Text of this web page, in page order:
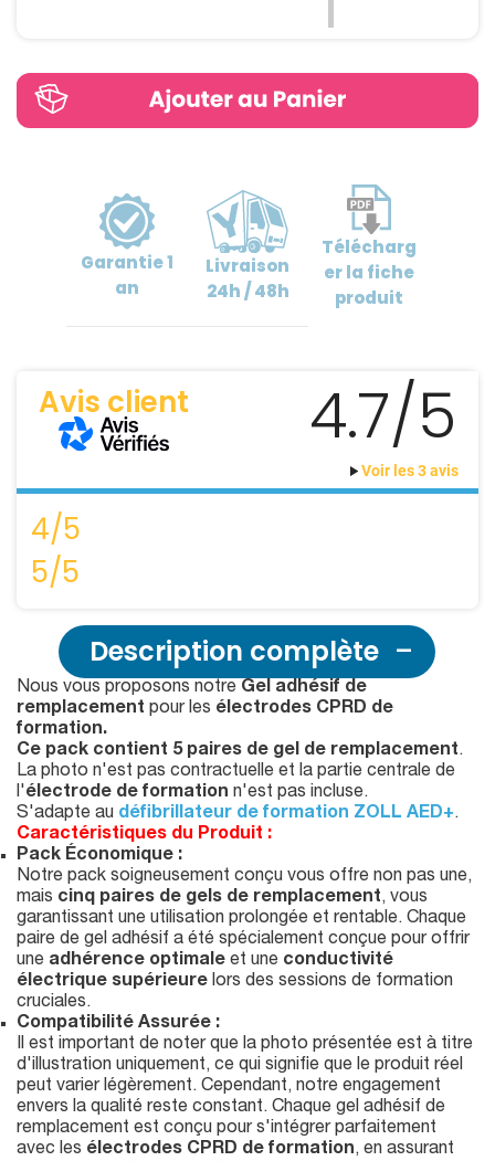
Garantie1
an
Livraison
24h / 48h
Télécharg
erla fiche
produit
Avis client 4.7/5
Voir les 3 avis
4/5
5/5
Description complète
Nous vous proposons notre Gel adhésif de
remplacement pour les électrodes CPRD de
formation.
Ce pack contient 5 paires de gel de remplacement.
La photo n'est pas contractuelle et la partie centrale de
l'électrode de formation n'est pas incluse.
S'adapte au défibrillateur de formation ZOLL AED+.
Caractéristiques du Produit :
Pack Économique :
Notre pack soigneusement conçu vous offre non pas une,
mais cinq paires de gels de remplacement, vous
garantissant une utilisation prolongée et rentable. Chaque
paire de gel adhésif a été spécialement conçue pour offrir
une adhérence optimale et une conductivité
électrique supérieure lors des sessions de formation
cruciales.
Compatibilité Assurée :
Il est important de noter que la photo présentée est à titre
d'illustration uniquement, ce qui signifie que le produit réel
peut varier légèrement. Cependant, notre engagement
envers la qualité reste constant. Chaque gel adhésif de
remplacement est conçu pour s'intégrer parfaitement
avec les électrodes CPRD de formation, en assurant